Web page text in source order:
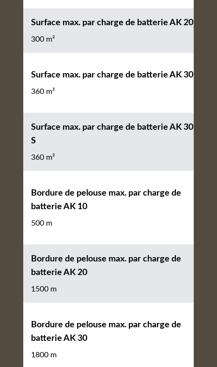
Surface max. par charge de batterie AK 20
300 m²
Surface max. par charge de batterie AK 30
360 m²
Surface max. par charge de batterie AK 30
S
360 m²
Bordure de pelouse max. par charge de
batterie AK 10
500 m
Bordure de pelouse max. par charge de
batterie AK 20
1500 m
Bordure de pelouse max. par charge de
batterie AK 30
1800 m